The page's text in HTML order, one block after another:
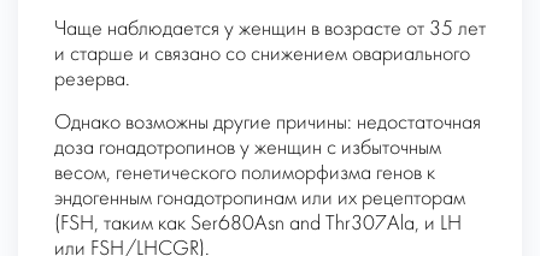
Чаще наблюдается у женщин в возрасте от 35 лет
и старше и связано со снижением овариального
резерва.
Однако возможны другие причины: недостаточная
доза гонадотропинов у женщин с избыточным
весом, генетического полиморфизма генов к
эндогенным гонадотропинам или их рецепторам
(FSH, таким как Ser680Asn and Thr307Ala, и LH
или FSH/LHCGR).